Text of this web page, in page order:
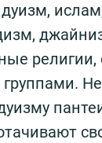
религии,